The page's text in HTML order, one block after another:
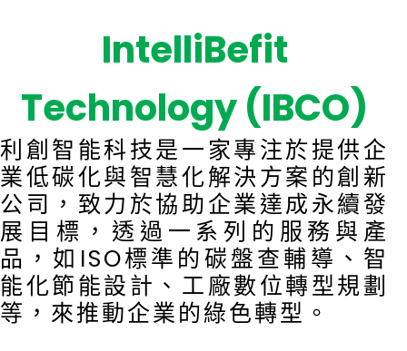
IntelliBefit
Technology (IBCO)
利創智能科技是一家專注於提供企
業低碳化與智慧化解決方案的創新
公司，致力於協助企業達成永續發
展目標，透過一系列的服務與產
品，如ISO標準的碳盤查輔導、智
能化節能設計、工廠數位轉型規劃
等，來推動企業的綠色轉型。